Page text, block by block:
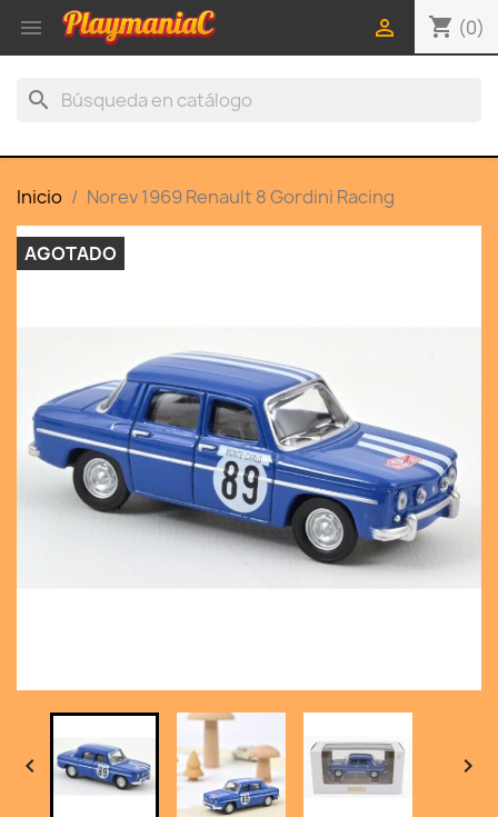
 shopping_cart (0)

search
Inicio Norev 1969 Renault 8 Gordini Racing
AGOTADO
 